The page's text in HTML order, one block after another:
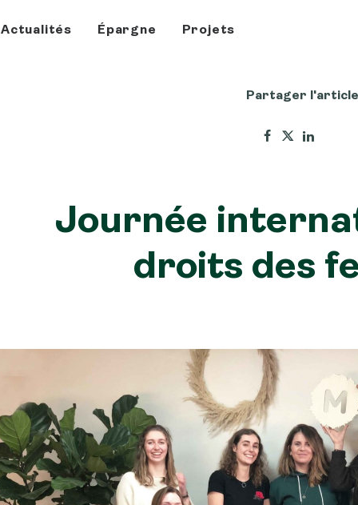
Actualités Épargne Projets
Partager l'article
Journée
droits des